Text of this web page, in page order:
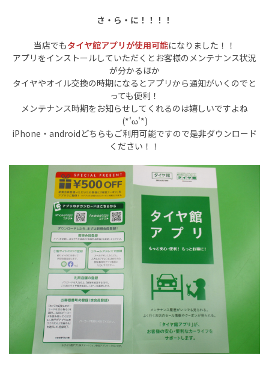
さ・ら・に！！！！
当店でもタイヤ館アプリが使用可能になりました！！
アプリをインストールしていただくとお客様のメンテナンス状況
が分かるほか
タイヤやオイル交換の時期になるとアプリから通知がいくのでと
っても便利！
メンテナンス時期をお知らせしてくれるのは嬉しいですよね
(*'ω'*)
iPhone・androidどちらもご利用可能ですので是非ダウンロード
ください！！